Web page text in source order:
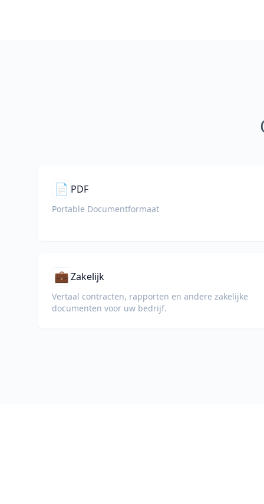
📄 PDF
Portable Documentformaat
💼Zakelijk
Vertaal contracten, rapporten en andere zakelijke
documenten voor uw bedrijf.